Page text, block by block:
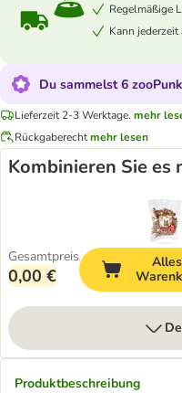
Regelmäßige
Kann
Du sammelst 6
Lieferzeit 2-3 Werktage. mehr
Rückgaberechtmehr lesen
Kombinieren Sie es
Gesamtpreis
0,00 €
Produktbeschreibung